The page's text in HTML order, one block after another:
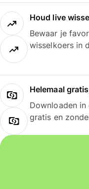
Houd live
Bewaar je
wisselkoers in
Helemaal
Downloaden in
gratis en